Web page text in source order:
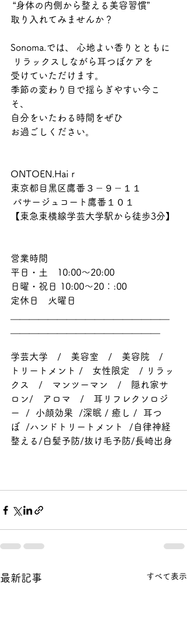
“身体の内側から整える美容習慣”
取り入れてみませんか？
Sonoma.では、 心地よい香りとともに
リラックスしながら耳つぼケアを
受けていただけます。
季節の変わり目で揺らぎやすい今こ
そ、
自分をいたわる時間をぜひ
お過ごしください。
ONTOEN.Haiｒ
東京都目黒区鷹番３－９－１１
パサージュコート鷹番１０１
【東急東横線学芸大学駅から徒歩3分】
営業時間
平日・土　10:00～20:00
日曜・祝日 10:00～20：:00
定休日　火曜日
学芸大学　/　美容室　/　美容院　/
トリートメント /　女性限定　/ リラッ
クス　/　マンツーマン　/　隠れ家サ
ロン/　アロマ　/　耳リフレクソロジ
ー  /  小顔効果  /深眠 / 癒し /  耳つ
ぼ  /ハンドトリートメント  /自律神経
整える/白髪予防/抜け毛予防/長崎出身
最新記事 すべて表示